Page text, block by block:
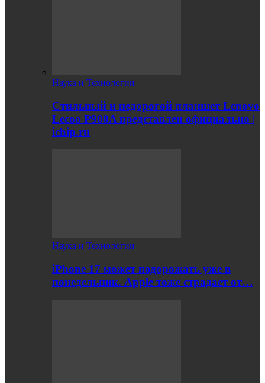
Наука и Технологии
Стильный и недорогой планшет Lenovo
Lecoo P900A представлен официально |
ichip.ru
Наука и Технологии
iPhone 17 может подорожать уже в
понедельник. Apple тоже страдает от…